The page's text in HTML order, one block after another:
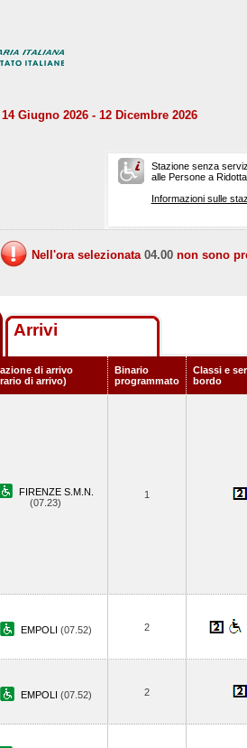
Giugno 2026 - 12 Dicembre 2026
Stazione senza
alle Persone a
Informazioni sulle
Nell'ora selezionata 04.00 non sono
Arrivi
di arrivo
di arrivo)
Binario
programmato
Classi e
bordo
FIRENZE S.M.N.
(07.23)
1
EMPOLI (07.52) 2
EMPOLI (07.52) 2